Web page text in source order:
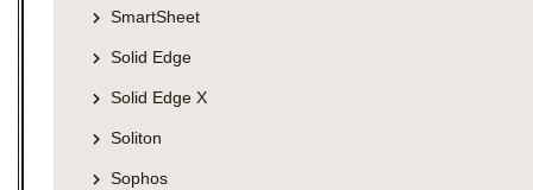
SmartSheet
Solid Edge
Solid Edge X
Soliton
Sophos